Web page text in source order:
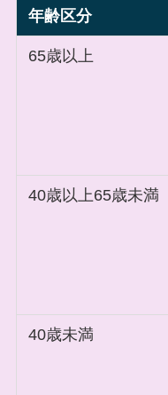
年齢区分
65歳以上
40歳以上65歳未満
40歳未満